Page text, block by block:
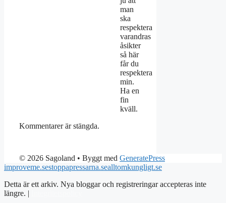
man
ska
respektera
varandras
åsikter
så här
får du
respektera
min.
Ha en
fin
kväll.
Kommentarer är stängda.
© 2026 Sagoland • Byggt med GeneratePress
improveme.sestoppapressarna.sealltomkungligt.se
Detta är ett arkiv. Nya bloggar och registreringar accepteras inte
längre. |